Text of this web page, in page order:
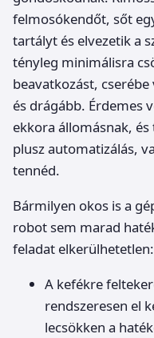
felmosókendőt, sőt
tartályt és elvezetik a
tényleg minimálisra
beavatkozást,
és drágább. Érdemes
ekkora állomásnak,
plusz automatizálás,
tennéd.
Bármilyen okos is a
robot sem marad
feladat elkerülhetetlen:
A kefékre
rendszeresen el
lecsökken a